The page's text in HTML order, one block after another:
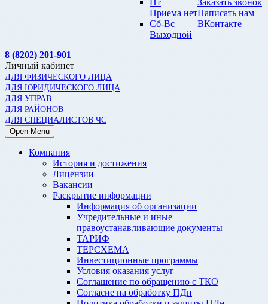
Пт
Приема нет
Сб-Вс
Выходной
Заказать звонок
Написать нам
ВКонтакте
8 (8202) 201-901
Личный кабинет
ДЛЯ ФИЗИЧЕСКОГО ЛИЦА
ДЛЯ ЮРИДИЧЕСКОГО ЛИЦА
ДЛЯ УПРАВ
ДЛЯ РАЙОНОВ
ДЛЯ СПЕЦИАЛИСТОВ ЧС
Open Menu
Компания
История и достижения
Лицензии
Вакансии
Раскрытие информации
Информация об организации
Учредительные и иные
правоустанавливающие документы
ТАРИФ
ТЕРСХЕМА
Инвестиционные программы
Условия оказания услуг
Соглашение по обращению с ТКО
Согласие на обработку ПДн